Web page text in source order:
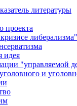
литературы
проекта
либерализма"
идея
"управляемой
и